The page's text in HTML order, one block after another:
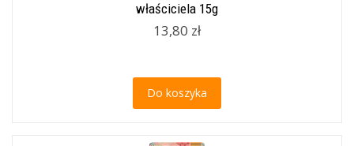
właściciela 15g
13,80 zł
Do koszyka